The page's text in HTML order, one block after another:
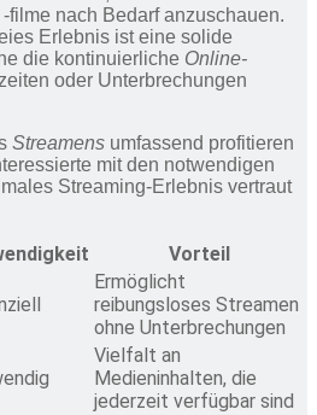
filme nach Bedarf anzuschauen.
Erlebnis ist eine solide
die kontinuierliche Online-
oder Unterbrechungen
Streamens umfassend profitieren
mit den notwendigen
Streaming-Erlebnis vertraut
Vorteil
Ermöglicht
reibungsloses Streamen
ohne Unterbrechungen
Vielfalt an
Medieninhalten, die
jederzeit verfügbar sind